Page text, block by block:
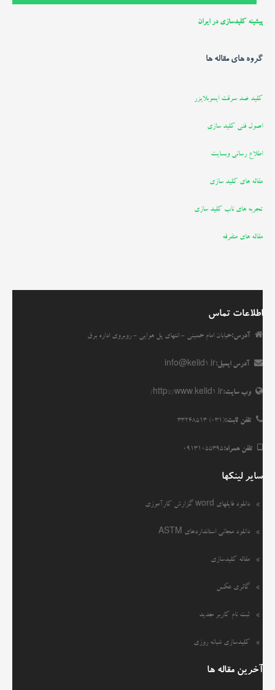
پیشینه کلیدسازی در ایران
گروه های مقاله ها
کلید ضد سرقت ایموبلایزر
اصول فنی کلید سازی
اطلاع رسانی وبسایت
مقاله های کلید سازی
تجربه های ناب کلید سازی
مقاله های متفرقه
اطلاعات تماس
آدرس:خیابان امام خمینی - انتهای پل هوایی - روبروی اداره برق
آدرس ایمیل:info@kelid1.ir
وب سایت:http://www.kelid1.ir/
تلفن ثابت:(031) 33248513
تلفن همراه:09131055395
سایر لینکها
دانلود فایلهای word گزارش کارآموزی
دانلود مجانی استانداردهای ASTM
مقاله کلیدسازی
گالری عکس
ثبت نام کاربر جدید
کلیدسازی شبانه روزی
آخرین مقاله ها